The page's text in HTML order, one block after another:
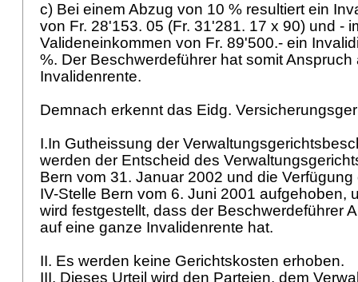
c) Bei einem Abzug von 10 % resultiert ein
von Fr. 28'153. 05 (Fr. 31'281. 17 x 90) und -
Valideneinkommen von Fr. 89'500.- ein
%. Der Beschwerdeführer hat somit
Invalidenrente.
Demnach erkennt das Eidg.
I.In Gutheissung der
werden der Entscheid des
Bern vom 31. Januar 2002 und die
IV-Stelle Bern vom 6. Juni 2001 aufgehoben,
wird festgestellt, dass der Beschwerdeführer
auf eine ganze Invalidenrente hat.
II. Es werden keine Gerichtskosten erhoben.
III. Dieses Urteil wird den Parteien, dem